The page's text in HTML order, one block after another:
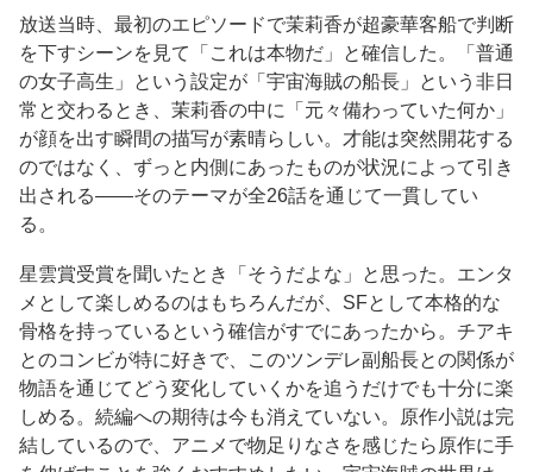
放送当時、最初のエピソードで茉莉香が超豪華客船で判断
を下すシーンを見て「これは本物だ」と確信した。「普通
の女子高生」という設定が「宇宙海賊の船長」という非日
常と交わるとき、茉莉香の中に「元々備わっていた何か」
が顔を出す瞬間の描写が素晴らしい。才能は突然開花する
のではなく、ずっと内側にあったものが状況によって引き
出される——そのテーマが全26話を通じて一貫してい
る。
星雲賞受賞を聞いたとき「そうだよな」と思った。エンタ
メとして楽しめるのはもちろんだが、SFとして本格的な
骨格を持っているという確信がすでにあったから。チアキ
とのコンビが特に好きで、このツンデレ副船長との関係が
物語を通じてどう変化していくかを追うだけでも十分に楽
しめる。続編への期待は今も消えていない。原作小説は完
結しているので、アニメで物足りなさを感じたら原作に手